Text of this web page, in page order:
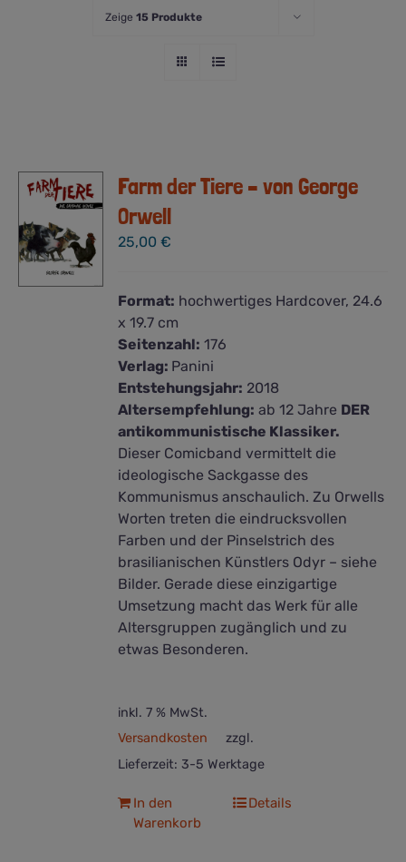
Zeige 15 Produkte
Farm der Tiere – von George
Orwell
25,00€
Format: hochwertiges Hardcover, 24.6
x 19.7 cm
Seitenzahl: 176
Verlag: Panini
Entstehungsjahr: 2018
Altersempfehlung: ab 12 Jahre DER
antikommunistische Klassiker.
Dieser Comicband vermittelt die
ideologische Sackgasse des
Kommunismus anschaulich. Zu Orwells
Worten treten die eindrucksvollen
Farben und der Pinselstrich des
brasilianischen Künstlers Odyr – siehe
Bilder. Gerade diese einzigartige
Umsetzung macht das Werk für alle
Altersgruppen zugänglich und zu
etwas Besonderen.
inkl. 7 % MwSt.
zzgl.
Versandkosten
Lieferzeit: 3-5 Werktage
In den
Warenkorb
Details